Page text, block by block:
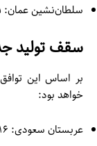
سلطان‌نشین عمان: ۵ هزار بشکه در روز
سقف تولید
بر اساس این
خواهد بود:
عربستان سعودی: ۱۰.۴۱۶ میلیون بشکه در روز